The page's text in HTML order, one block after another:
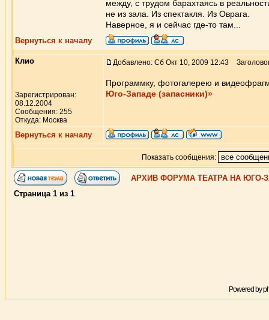
между, с трудом барахтаясь в
не из зала. Из спектакля. Из Оврага.
Наверное, я и сейчас где-то там...
Вернуться к началу
Клио
Зарегистрирован:
08.12.2004
Сообщения: 255
Откуда: Москва
Добавлено: Сб Окт 10, 2009 12:43
Программку, фотогалерею и
Юго-Западе (запасники)»
Вернуться к началу
Показать сообщения:
АРХИВ ФОРУМА ТЕАТРА НА ЮГО-
Страница 1 из 1
Powered by